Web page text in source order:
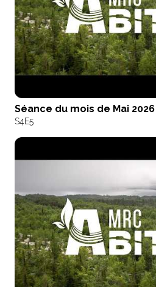
Séance du mois de Mai 2026
S4E5